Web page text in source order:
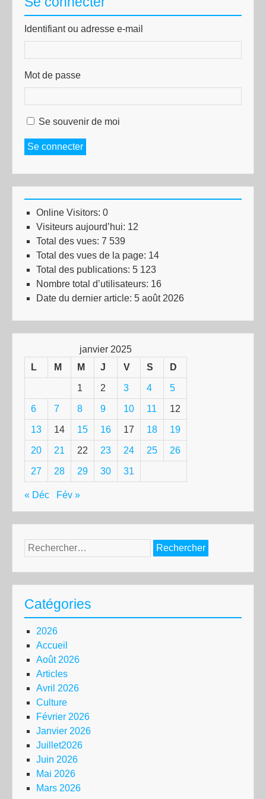
Identifiant ou adresse e-mail
Mot de passe
Se souvenir de moi
Se connecter
Online Visitors: 0
Visiteurs aujourd’hui: 12
Total des vues: 7 539
Total des vues de la page: 14
Total des publications: 5 123
Nombre total d’utilisateurs: 16
Date du dernier article: 5 août 2026
janvier 2025
L
M M J V S D
1 2 3 4 5
6 7 8 9 10 11 12
13 14 15 16 17 18 19
20 21 22 23 24 25 26
27 28 29 30 31
« Déc Fév »
Rechercher :
Catégories
2026
Accueil
Août 2026
Articles
Avril 2026
Culture
Février 2026
Janvier 2026
Juillet2026
Juin 2026
Mai 2026
Mars 2026